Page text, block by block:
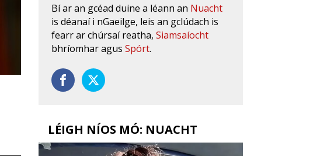
Bí ar an gcéad duine a léann an Nuacht
is déanaí i nGaeilge, leis an gclúdach is
fearr ar chúrsaí reatha,Siamsaíocht
bhríomhar agusSpórt.
LÉIGH NÍOS MÓ: NUACHT